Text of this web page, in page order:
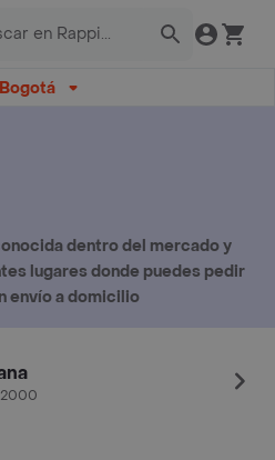
Bogotá
dentro del mercado y
lugares donde puedes pedir
envío a domicilio